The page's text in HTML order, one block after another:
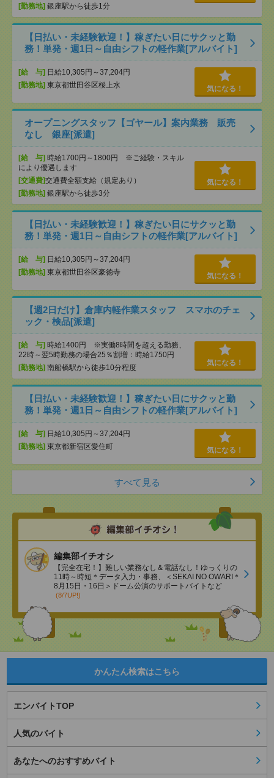
[勤務地] 銀座駅から徒歩1分
【日払い・未経験歓迎！】稼ぎたい日にサクッと勤
務！単発・週1日～自由シフトの軽作業[アルバイト]
[給 与] 日給10,305円～37,204円
[勤務地] 東京都世田谷区桜上水 気になる！
オープニングスタッフ【ゴヤール】案内業務 販売
なし 銀座[派遣]
[給 与] 時給1700円～1800円 ※ご経験・スキル
により優遇します
[交通費]交通費全額支給（規定あり）
[勤務地] 銀座駅から徒歩3分
気になる！
【日払い・未経験歓迎！】稼ぎたい日にサクッと勤
務！単発・週1日～自由シフトの軽作業[アルバイト]
[給 与] 日給10,305円～37,204円
[勤務地] 東京都世田谷区豪徳寺 気になる！
【週2日だけ】倉庫内軽作業スタッフ スマホのチェ
ック・検品[派遣]
[給 与] 時給1400円 ※実働8時間を超える勤務、
22時～翌5時勤務の場合25％割増：時給1750円
[勤務地] 南船橋駅から徒歩10分程度
気になる！
【日払い・未経験歓迎！】稼ぎたい日にサクッと勤
務！単発・週1日～自由シフトの軽作業[アルバイト]
[給 与] 日給10,305円～37,204円
[勤務地] 東京都新宿区愛住町 気になる！
すべて見る
編集部イチオシ
【完全在宅！】難しい業務なし＆電話なし！ゆっくりの
11時～時短＊データ入力・事務、＜SEKAI NO OWARI＊
8月15日・16日＞ドーム公演のサポートバイトなど
(8/7UP!)
かんたん検索はこちら
エンバイトTOP
人気のバイト
あなたへのおすすめバイト